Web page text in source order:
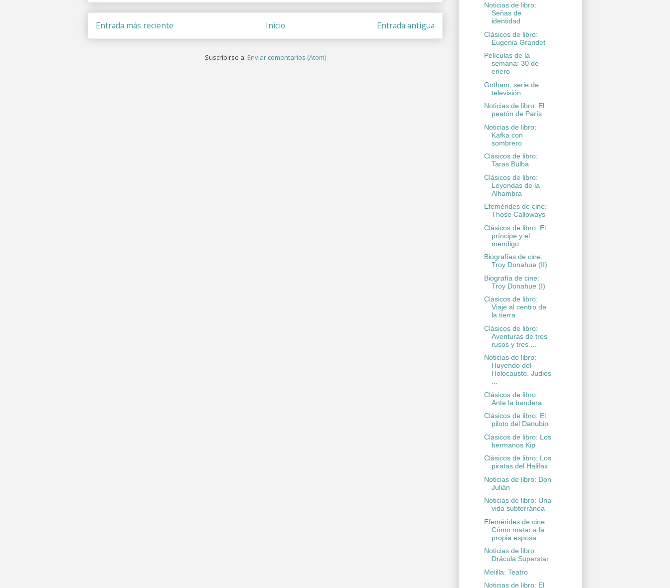
Entrada más reciente Entrada antigua
Inicio
Suscribirse a: Enviar comentarios (Atom)
Noticias de libro:
Señas de
identidad
Clásicos de libro:
Eugenia Grandet
Películas de la
semana: 30 de
enero
Gotham, serie de
televisión
Noticias de libro: El
peatón de París
Noticias de libro:
Kafka con
sombrero
Clásicos de libro:
Taras Bulba
Clásicos de libro:
Leyendas de la
Alhambra
Efemérides de cine:
Those Calloways
Clásicos de libro: El
príncipe y el
mendigo
Biografías de cine:
Troy Donahue (II)
Biografía de cine:
Troy Donahue (I)
Clásicos de libro:
Viaje al centro de
la tierra
Clásicos de libro:
Aventuras de tres
rusos y tres ...
Noticias de libro:
Huyendo del
Holocausto. Judios
...
Clásicos de libro:
Ante la bandera
Clásicos de libro: El
piloto del Danubio
Clásicos de libro: Los
hermanos Kip
Clásicos de libro: Los
piratas del Halifax
Noticias de libro: Don
Julián
Noticias de libro: Una
vida subterránea
Efemérides de cine:
Cómo matar a la
propia esposa
Noticias de libro:
Drácula Superstar
Melilla: Teatro
Noticias de libro: El